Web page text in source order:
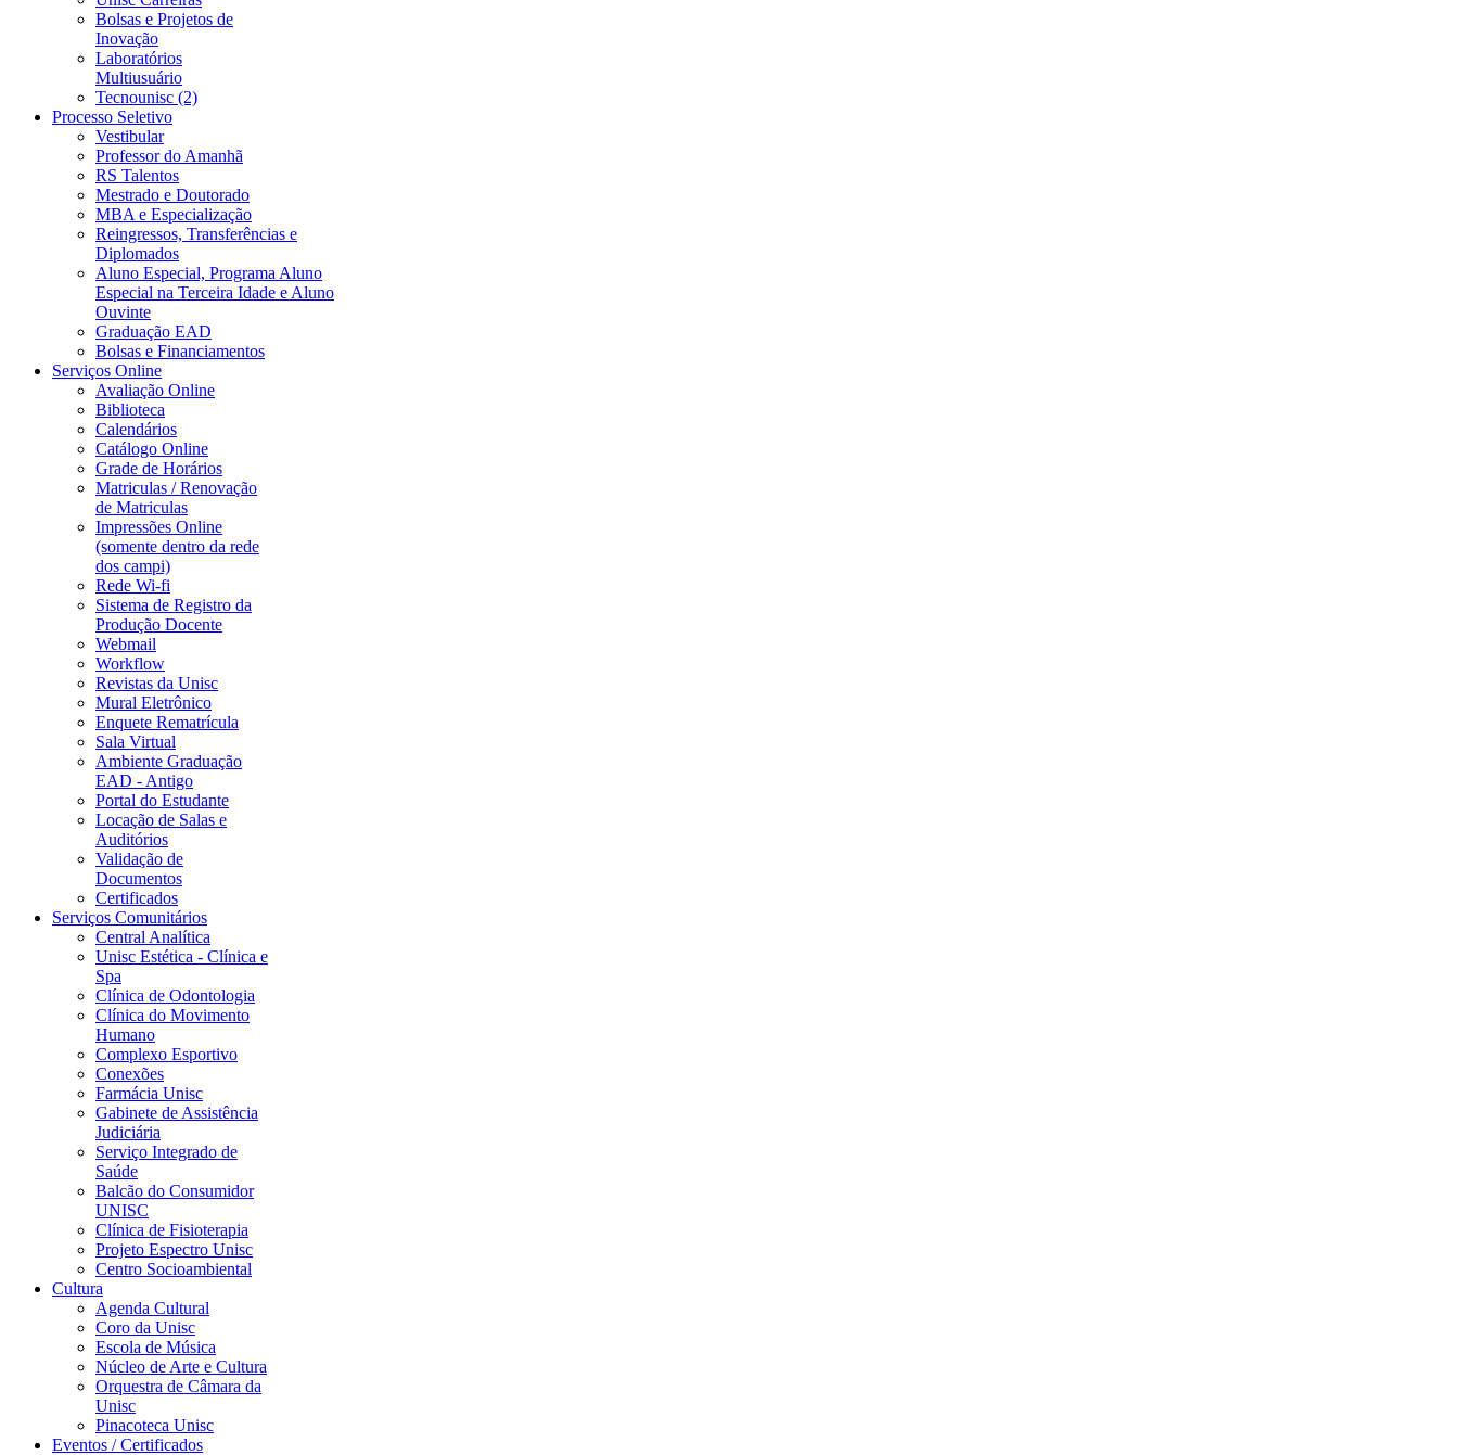
Bolsas e Projetos de
Inovação
Laboratórios
Multiusuário
Tecnounisc (2)
Processo Seletivo
Vestibular
Professor do Amanhã
RS Talentos
Mestrado e Doutorado
MBA e Especialização
Reingressos, Transferências e
Diplomados
Aluno Especial, Programa Aluno
Especial na Terceira Idade e Aluno
Ouvinte
Graduação EAD
Bolsas e Financiamentos
Serviços Online
Avaliação Online
Biblioteca
Calendários
Catálogo Online
Grade de Horários
Matriculas / Renovação
de Matriculas
Impressões Online
(somente dentro da rede
dos campi)
Rede Wi-fi
Sistema de Registro da
Produção Docente
Webmail
Workflow
Revistas da Unisc
Mural Eletrônico
Enquete Rematrícula
Sala Virtual
Ambiente Graduação
EAD - Antigo
Portal do Estudante
Locação de Salas e
Auditórios
Validação de
Documentos
Certificados
Serviços Comunitários
Central Analítica
Unisc Estética - Clínica e
Spa
Clínica de Odontologia
Clínica do Movimento
Humano
Complexo Esportivo
Conexões
Farmácia Unisc
Gabinete de Assistência
Judiciária
Serviço Integrado de
Saúde
Balcão do Consumidor
UNISC
Clínica de Fisioterapia
Projeto Espectro Unisc
Centro Socioambiental
Cultura
Agenda Cultural
Coro da Unisc
Escola de Música
Núcleo de Arte e Cultura
Orquestra de Câmara da
Unisc
Pinacoteca Unisc
Eventos / Certificados